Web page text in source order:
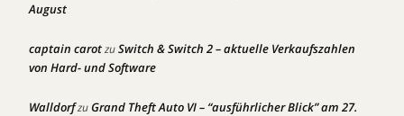
August
captain carotzuSwitch & Switch 2 – aktuelle Verkaufszahlen
von Hard- und Software
WalldorfzuGrand Theft Auto VI – “ausführlicher Blick” am 27.